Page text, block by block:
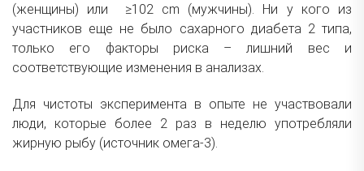
(женщины) или ≥102 cm (мужчины). Ни у кого из
участников еще не было сахарного диабета 2 типа,
только его факторы риска – лишний вес и
соответствующие изменения в анализах.
Для чистоты эксперимента в опыте не участвовали
люди, которые более 2 раз в неделю употребляли
жирную рыбу (источник омега-3).